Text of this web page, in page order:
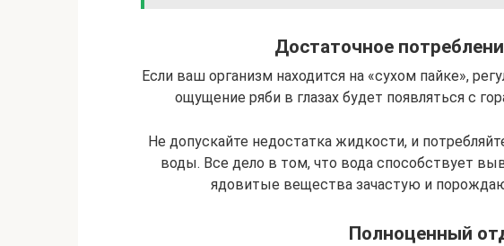
Достаточное
Если ваш организм находится на «сухом пайке»,
ощущение ряби в глазах будет появляться с
Не допускайте недостатка жидкости, и
воды. Все дело в том, что вода способствует
ядовитые вещества зачастую и
Полноценный